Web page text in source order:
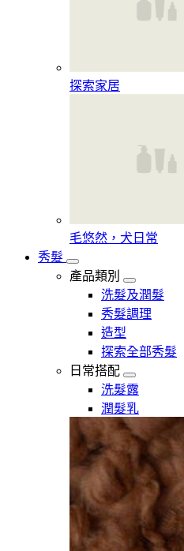
探索家居
毛悠然，犬日常
秀髮
產品類別
洗髮及潤髮
秀髮調理
造型
探索全部秀髮
日常搭配
洗髮露
潤髮乳